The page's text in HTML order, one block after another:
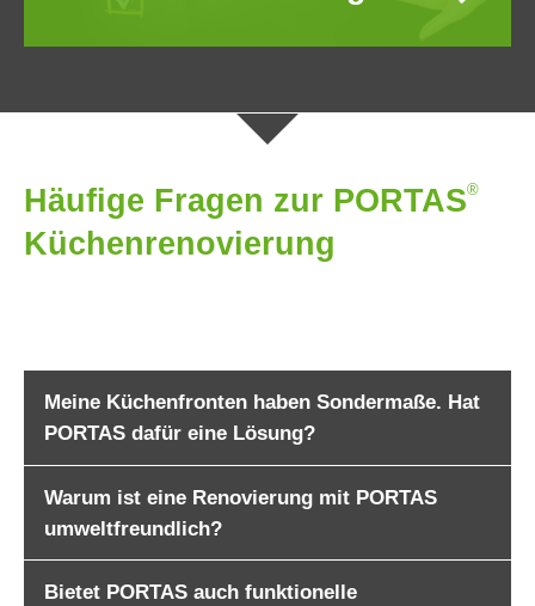
Häufige Fragen zur PORTAS®
Küchenrenovierung
Meine Küchenfronten haben Sondermaße. Hat
PORTAS dafür eine Lösung?
Warum ist eine Renovierung mit PORTAS
umweltfreundlich?
Bietet PORTAS auch funktionelle